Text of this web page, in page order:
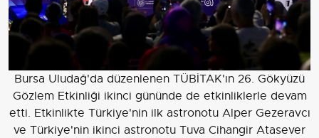
Bursa Uludağ'da düzenlenen TÜBİTAK'ın 26. Gökyüzü
Gözlem Etkinliği ikinci gününde de etkinliklerle devam
etti. Etkinlikte Türkiye'nin ilk astronotu Alper Gezeravcı
ve Türkiye'nin ikinci astronotu Tuva Cihangir Atasever